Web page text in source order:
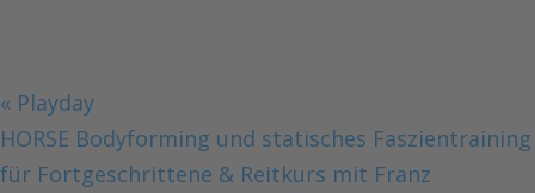
« Playday
HORSE Bodyforming und statisches Faszientraining
für Fortgeschrittene & Reitkurs mit Franz